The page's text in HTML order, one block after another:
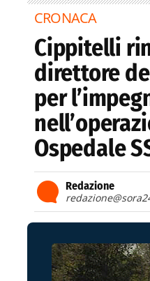
CRONACA
Cippitelli
direttore
per
Ospedale
Redazione